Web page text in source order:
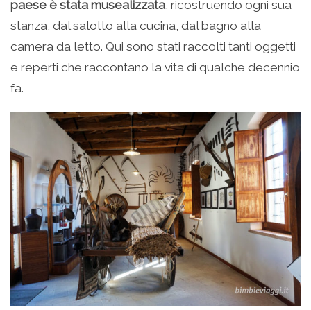
paese è stata musealizzata, ricostruendo ogni sua
stanza, dal salotto alla cucina, dal bagno alla
camera da letto. Qui sono stati raccolti tanti oggetti
e reperti che raccontano la vita di qualche decennio
fa.